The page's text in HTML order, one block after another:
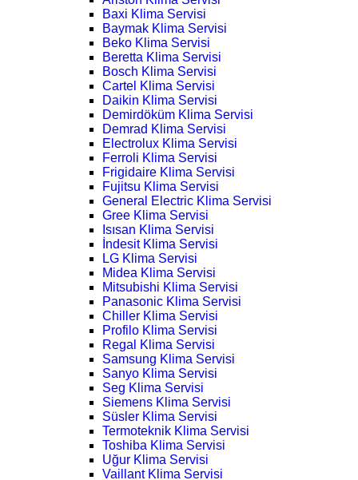
Baxi Klima Servisi
Baymak Klima Servisi
Beko Klima Servisi
Beretta Klima Servisi
Bosch Klima Servisi
Cartel Klima Servisi
Daikin Klima Servisi
Demirdöküm Klima Servisi
Demrad Klima Servisi
Electrolux Klima Servisi
Ferroli Klima Servisi
Frigidaire Klima Servisi
Fujitsu Klima Servisi
General Electric Klima Servisi
Gree Klima Servisi
Isısan Klima Servisi
İndesit Klima Servisi
LG Klima Servisi
Midea Klima Servisi
Mitsubishi Klima Servisi
Panasonic Klima Servisi
Chiller Klima Servisi
Profilo Klima Servisi
Regal Klima Servisi
Samsung Klima Servisi
Sanyo Klima Servisi
Seg Klima Servisi
Siemens Klima Servisi
Süsler Klima Servisi
Termoteknik Klima Servisi
Toshiba Klima Servisi
Uğur Klima Servisi
Vaillant Klima Servisi